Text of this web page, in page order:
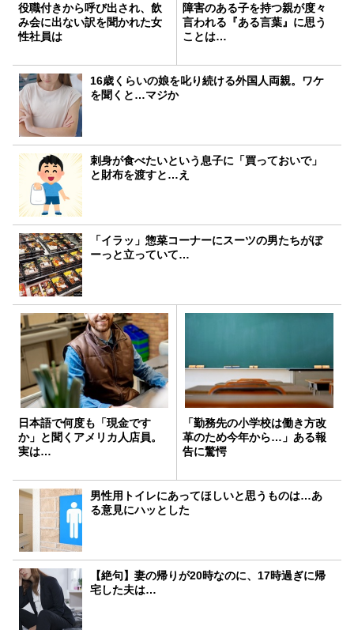
役職付きから呼び出され、飲
み会に出ない訳を聞かれた女
性社員は
障害のある子を持つ親が度々
言われる『ある言葉』に思う
ことは…
16歳くらいの娘を叱り続ける外国人両親。ワケ
を聞くと…マジか
刺身が食べたいという息子に「買っておいで」
と財布を渡すと…え
「イラッ」惣菜コーナーにスーツの男たちがぼ
ーっと立っていて…
日本語で何度も「現金です
か」と聞くアメリカ人店員。
実は…
「勤務先の小学校は働き方改
革のため今年から…」ある報
告に驚愕
男性用トイレにあってほしいと思うものは…あ
る意見にハッとした
【絶句】妻の帰りが20時なのに、17時過ぎに帰
宅した夫は…